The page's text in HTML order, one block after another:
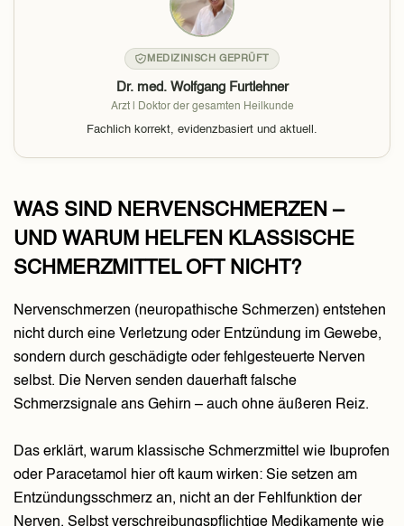
MEDIZINISCH GEPRÜFT
Dr. med. Wolfgang Furtlehner
Arzt | Doktor der gesamten Heilkunde
Fachlich korrekt, evidenzbasiert und aktuell.
WAS SIND NERVENSCHMERZEN –
UND WARUM HELFEN KLASSISCHE
SCHMERZMITTEL OFT NICHT?
Nervenschmerzen (neuropathische Schmerzen) entstehen
nicht durch eine Verletzung oder Entzündung im Gewebe,
sondern durch geschädigte oder fehlgesteuerte Nerven
selbst. Die Nerven senden dauerhaft falsche
Schmerzsignale ans Gehirn – auch ohne äußeren Reiz.
Das erklärt, warum klassische Schmerzmittel wie Ibuprofen
oder Paracetamol hier oft kaum wirken: Sie setzen am
Entzündungsschmerz an, nicht an der Fehlfunktion der
Nerven. Selbst verschreibungspflichtige Medikamente wie